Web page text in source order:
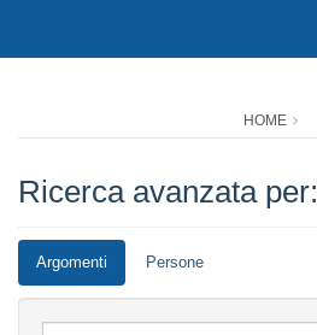
HOME
Ricerca avanzata per:
Argomenti Persone